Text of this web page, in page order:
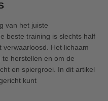
van het juiste
beste training is slechts half
Het lichaam
herstellen en om de
en spiergroei. In dit artikel
kunt